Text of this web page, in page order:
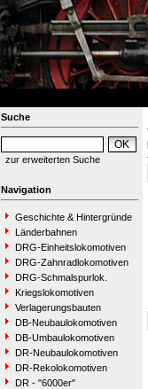
Suche
zur erweiterten Suche
Navigation
Geschichte & Hintergründe
Länderbahnen
DRG-Einheitslokomotiven
DRG-Zahnradlokomotiven
DRG-Schmalspurlok.
Kriegslokomotiven
Verlagerungsbauten
DB-Neubaulokomotiven
DB-Umbaulokomotiven
DR-Neubaulokomotiven
DR-Rekolokomotiven
DR - "6000er"